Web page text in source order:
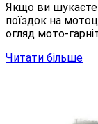
Якщо ви шукаєте
поїздок на
огляд мото-
Читати більше